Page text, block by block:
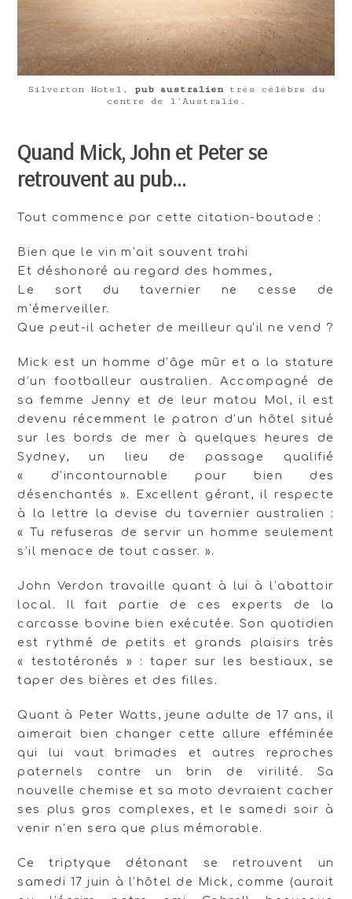
Silverton Hotel, pub australientrès célèbre du
centre de l’Australie.
Quand Mick, John et Peter se
retrouvent au pub…
Tout commence par cette citation-boutade :
Bien que le vin m’ait souvent trahi
Et déshonoré au regard des hommes,
Le sort du tavernier ne cesse de
m‘émerveiller.
Que peut-il acheter de meilleur qu‘il ne vend ?
Mick est un homme d’âge mûr et a la stature
d’un footballeur australien. Accompagné de
sa femme Jenny et de leur matou Mol, il est
devenu récemment le patron d’un hôtel situé
sur les bords de mer à quelques heures de
Sydney, un lieu de passage qualifié
« d’incontournable pour bien des
désenchantés ». Excellent gérant, il respecte
à la lettre la devise du tavernier australien :
« Tu refuseras de servir un homme seulement
s’il menace de tout casser. ».
John Verdon travaille quant à lui à l’abattoir
local. Il fait partie de ces experts de la
carcasse bovine bien exécutée. Son quotidien
est rythmé de petits et grands plaisirs très
« testotéronés » : taper sur les bestiaux, se
taper des bières et des filles.
Quant à Peter Watts, jeune adulte de 17 ans, il
aimerait bien changer cette allure efféminée
qui lui vaut brimades et autres reproches
paternels contre un brin de virilité. Sa
nouvelle chemise et sa moto devraient cacher
ses plus gros complexes, et le samedi soir à
venir n’en sera que plus mémorable.
Ce triptyque détonant se retrouvent un
samedi 17 juin à l’hôtel de Mick, comme (aurait